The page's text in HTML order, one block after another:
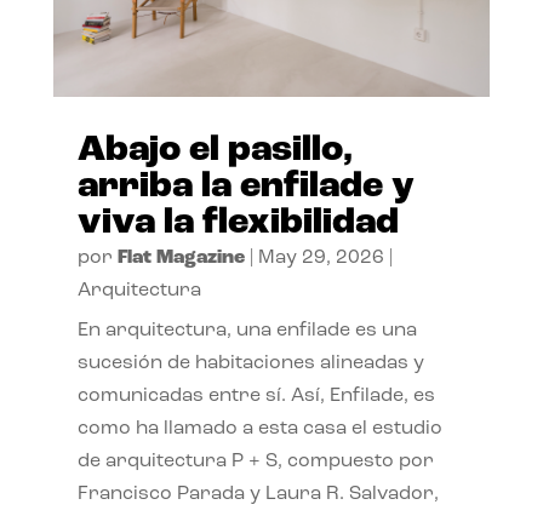
Abajo el pasillo,
arriba la enfilade y
viva la flexibilidad
por Flat Magazine| May 29, 2026
Arquitectura
En arquitectura, una enfilade es una
sucesión de habitaciones alineadas y
comunicadas entre sí. Así, Enfilade, es
como ha llamado a esta casa el estudio
de arquitectura P + S, compuesto por
Francisco Parada y Laura R. Salvador,